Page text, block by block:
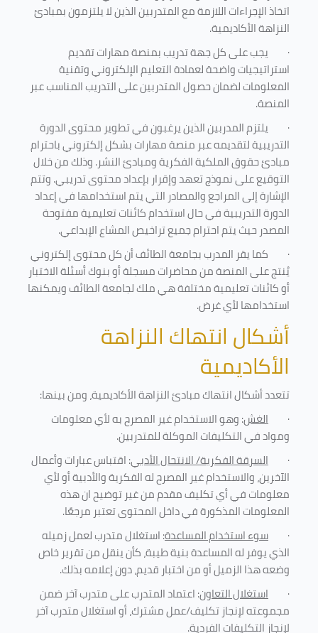
اتخاذ الإجراءات اللازمة مع المتدربين الذين لا يلتزمون بمبادئ
النزاهة الأكاديمية.
· يجب على كل جهة تدريب بمنصة مهارات تقديم
استراتيجيات واضحة لعمادة التعليم الإلكتروني وتقنية
المعلومات لضمان حصول المتدربين على التدريب المناسب عبر
المنصة.
· يلتزم المدربين الذين يرغبون في تطوير محتوى الدورة
التدريبية لتقديمه عبر منصة مهارات بشكل إلكتروني باحترام
مبادئ حقوق الملكية الفكرية ومبادئ النشر. وذلك من خلال
التوقيع على نموذج تعهد وإقرار بإعداد محتوى تدريبي. وتتم
الإشارة إلى المراجع والمصادر التي يتم استخدامها في إعداد
الدورة التدريبية في حال استخدام كائنات تعليمية مفتوحة
المصدر حيث يتم احترام جميع تراخيص المشاع الإبداعي.
· كما يقر المدرب بجامعة الطائف أن كل محتوى إلكتروني
يُنتج على المنصة من محاضرات مسجلة أو بنوك أسئلة الاختبار
أو كائنات تعليمية مختلفة هي ملك لجامعة الطائف ويمكنها
استخدامها لأي غرض.
أشكال انتهاك النزاهة
الأكاديمية
تتعدد أشكال انتهاك مبادئ النزاهة الأكاديمية، ومن بينها:
· الغش: وهو الاستخدام غير المصرح به لأي معلومات
ومواد في التكليفاتالموكلة للمتدربين.
· السرقة الفكرية/ الانتحال الأدبي: اقتباس عبارات وأعمال
الآخرين، والاستخدام غير المصرح له الفكرية والأدبية أو لأي
معلومات في أي تكليف مقدم من غير توضيح ان هذه
المعلومات المذكورة في داخل المحتوى تعتبر مرجعًا.
· سوء استخدام المساعدة: استغلال متدرب لعمل زميله
الذي يوفر له المساعدة بنية طيبة، كأن ينقل من تقرير خاص
وضعه هذا الزميل أو من اختبار قديم، دون إعلامه بذلك.
· استغلال التعاون: اعتماد المتدرب على متدرب آخر ضمن
مجموعته لإنجاز تكليف/عمل مشترك، أو استغلال متدرب آخر
لإنجاز التكليفات الفردية.